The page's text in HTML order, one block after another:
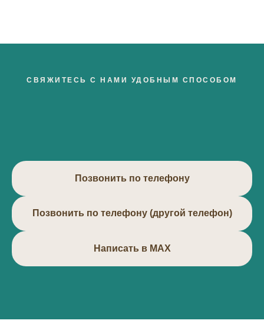
СВЯЖИТЕСЬ С НАМИ УДОБНЫМ СПОСОБОМ
Позвонить по телефону
Позвонить по телефону (другой телефон)
Написать в МАХ